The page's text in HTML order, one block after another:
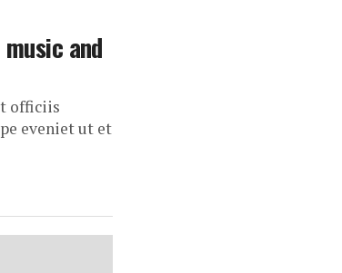
and
officiis
eveniet ut et